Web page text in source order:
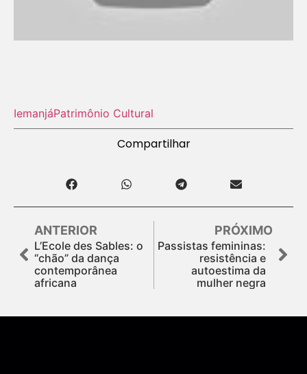
IemanjáPatrimônio Cultural
Compartilhar
ANTERIOR
L’Ecole des Sables: o
“chão” da dança
contemporânea
africana
PRÓXIMO
Passistas femininas:
resistência e
autoestima da
mulher negra